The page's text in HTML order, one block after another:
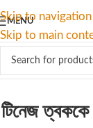
Skip to navigation
Skip to main
MENU
টিনেজ